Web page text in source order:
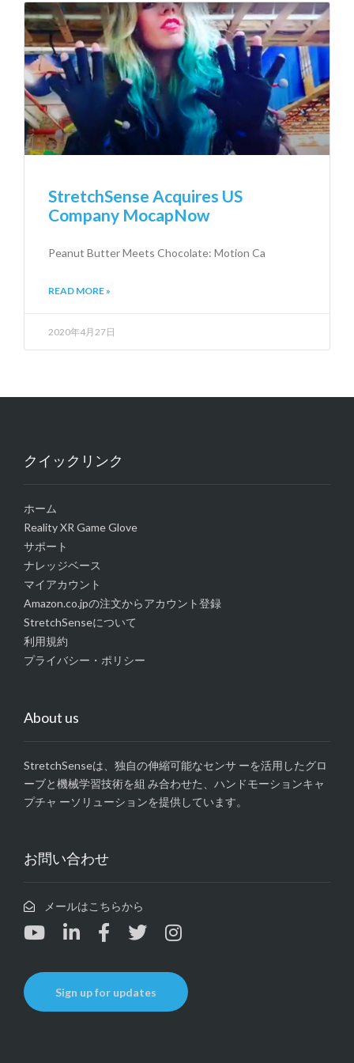
StretchSense Acquires US
Company MocapNow
Peanut Butter Meets Chocolate: Motion Ca
READ MORE »
2020年4月27日
クイックリンク
ホーム
Reality XR Game Glove
サポート
ナレッジベース
マイアカウント
Amazon.co.jpの注文からアカウント登録
StretchSenseについて
利用規約
プライバシー・ポリシー
About us
StretchSenseは、独自の伸縮可能なセンサ ーを活用したグロ
ーブと機械学習技術を組 み合わせた、ハンドモーションキャ
プチャ ーソリューションを提供しています。
お問い合わせ
メールはこちらから
Sign up for updates